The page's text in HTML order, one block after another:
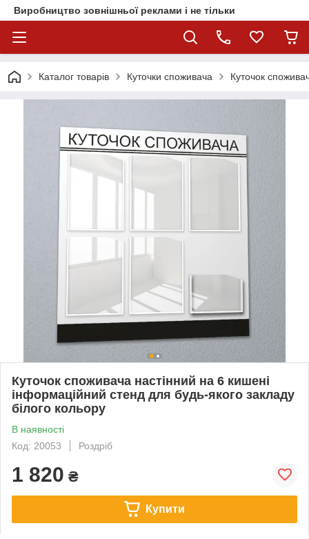
Виробництво зовнішньої реклами і не тільки
Каталог товарів Куточки споживача Куточок
Куточок споживача настінний на 6 кишені
інформаційний стенд для будь-якого закладу
білого кольору
В наявності
Код: 20053
Роздріб
1 820 ₴
Купити